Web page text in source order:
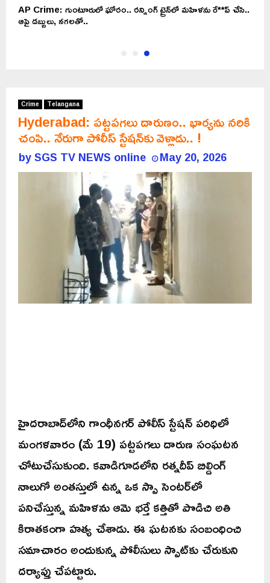
AP Crime: గుంటూరులో ఘోరం.. రన్నింగ్ ట్రైన్‌లో మహిళను రే**ప్ చేసి..
ఆపై డబ్బులు, నగలతో..
Crime Telangana
Hyderabad: పట్టపగలు దారుణం.. భార్యను నరికి
చంపి.. నేరుగా పోలీస్ స్టేషన్‌కు వెళ్లాడు.. !
bySGS TV NEWS online May 20, 2026
హైదరాబాద్‌లోని గాంధీనగర్ పోలీస్ స్టేషన్ పరిధిలో
మంగళవారం (మే 19) పట్టపగలు దారుణ సంఘటన
చోటుచేసుకుంది. కవాడిగూడలోని రత్నదీప్ బిల్డింగ్
నాలుగో అంతస్తులో ఉన్న ఒక స్పా సెంటర్‌లో
పనిచేస్తున్న మహిళను ఆమె భర్తే కత్తితో పొడిచి అతి
కిరాతకంగా హత్య చేశాడు. ఈ ఘటనకు సంబంధించి
సమాచారం అందుకున్న పోలీసులు స్పాట్‌కు చేరుకుని
దర్యాప్తు చేపట్టారు.